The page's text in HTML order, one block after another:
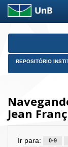
Skip
REPOSITÓRIO
Jean
Ir para: 0-9